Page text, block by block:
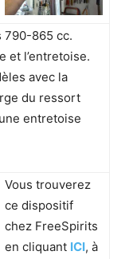
790-865 cc.
et l’entretoise.
avec la
du ressort
entretoise
Vous trouverez
ce dispositif
chez FreeSpirits
en cliquant ICI, à